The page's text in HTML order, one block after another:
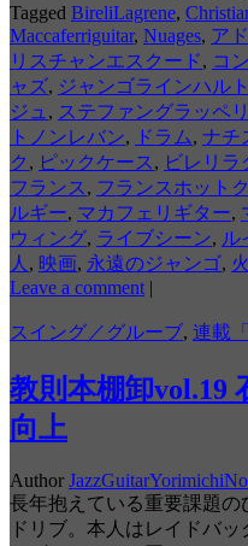
Tagged BireliLagrene,
Maccaferriguitar, Nuages, ア
リスチャンエスクード, コ
ャズ, ジャンゴラインハルト
ジュ , ステファングラッペリ
トノンレバン, ドラム, ナチ
ク , ピックケース , ビレリラ
フランス , フランスホット
ルギー, マカフェリギター,
ウィング, ライブシーン, ル
人 , 映画, 永遠のジャンゴ,
Leave a comment |
スイング／グルーブ, 連載
教則本棚卸vol.19
向上
Author
長年抱えている重要課題
ドリブ。本人はレイドバ